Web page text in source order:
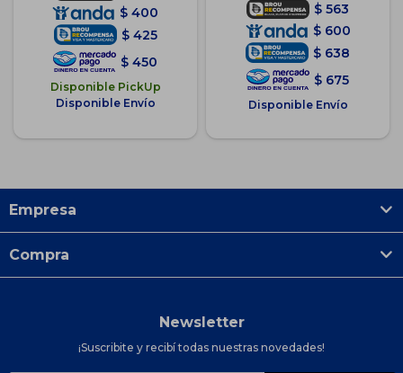
$ 400
$ 425
$ 450
Disponible PickUp
Disponible Envío
$ 563
$ 600
$ 638
$ 675
Disponible Envío
Empresa
Compra
Newsletter
¡Suscribite y recibí todas nuestras novedades!